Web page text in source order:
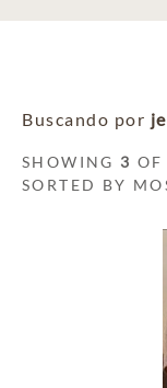
Buscando por
SHOWING 3 OF
SORTED BY